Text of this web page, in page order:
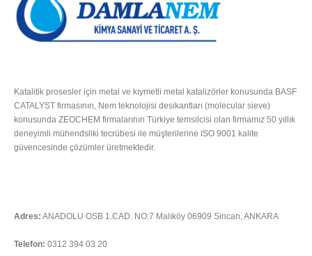
Katalitik prosesler için metal ve kıymetli metal katalizörler konusunda BASF
CATALYST firmasının, Nem teknolojisi desikantları (molecular sieve)
konusunda ZEOCHEM firmalarının Türkiye temsilcisi olan firmamız 50 yıllık
deneyimli mühendsliki tecrübesi ile müşterilerine ISO 9001 kalite
güvencesinde çözümler üretmektedir.
Adres: ANADOLU OSB 1.CAD. NO:7 Malıköy 06909 Sincan, ANKARA
Telefon: 0312 394 03 20